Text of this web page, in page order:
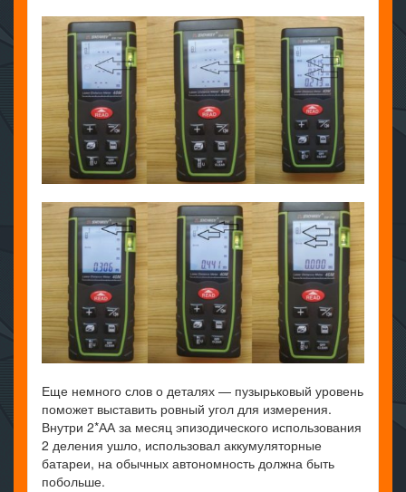
Еще немного слов о деталях — пузырьковый уровень
поможет выставить ровный угол для измерения.
Внутри 2*АА за месяц эпизодического использования
2 деления ушло, использовал аккумуляторные
батареи, на обычных автономность должна быть
побольше.